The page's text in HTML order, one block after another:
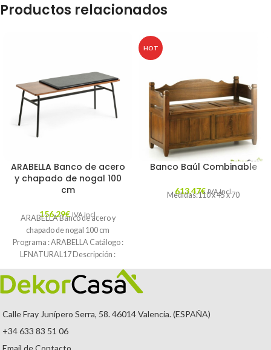
Productos relacionados
ARABELLA Banco de acero
y chapado de nogal 100
cm
156,29€ IVA Incl.
ARABELLA Banco de acero y
chapado de nogal 100 cm
Programa : ARABELLA Catálogo :
LFNATURAL17 Descripción :
Banco con
HOT
Banco Baúl Combinable
613,47€ IVA Incl.
Medidas:110 x 45 x 70
Calle Fray Junípero Serra, 58. 46014 Valencia. (ESPAÑA)
+34 633 83 51 06
Email de Contacto